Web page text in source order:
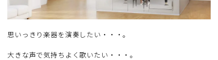
思いっきり楽器を演奏したい・・・。
大きな声で気持ちよく歌いたい・・・。